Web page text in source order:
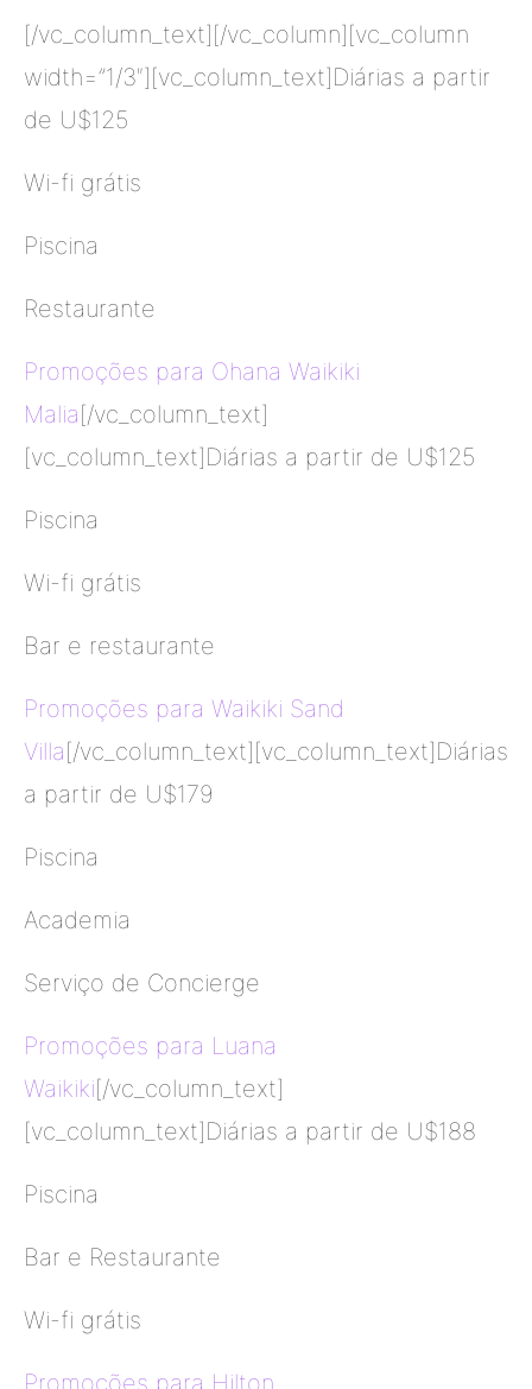
[/vc_column_text][/vc_column][vc_column
width=”1/3″][vc_column_text]Diárias a partir
de U$125
Wi-fi grátis
Piscina
Restaurante
Promoções para Ohana Waikiki
Malia[/vc_column_text]
[vc_column_text]Diárias a partir de U$125
Piscina
Wi-fi grátis
Bar e restaurante
Promoções para Waikiki Sand
Villa[/vc_column_text][vc_column_text]Diárias
a partir de U$179
Piscina
Academia
Serviço de Concierge
Promoções para Luana
Waikiki[/vc_column_text]
[vc_column_text]Diárias a partir de U$188
Piscina
Bar e Restaurante
Wi-fi grátis
Promoções para Hilton